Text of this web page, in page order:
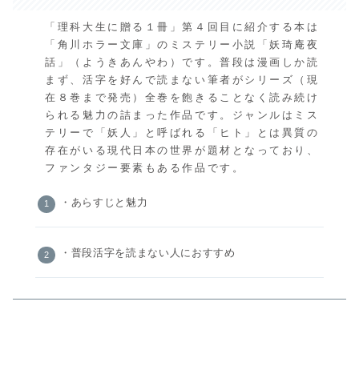
「理科大生に贈る１冊」第４回目に紹介する本は
「角川ホラー文庫」のミステリー小説「妖琦庵夜
話」（ようきあんやわ）です。普段は漫画しか読
まず、活字を好んで読まない筆者がシリーズ（現
在８巻まで発売）全巻を飽きることなく読み続け
られる魅力の詰まった作品です。ジャンルはミス
テリーで「妖人」と呼ばれる「ヒト」とは異質の
存在がいる現代日本の世界が題材となっており、
ファンタジー要素もある作品です。
・あらすじと魅力
・普段活字を読まない人におすすめ